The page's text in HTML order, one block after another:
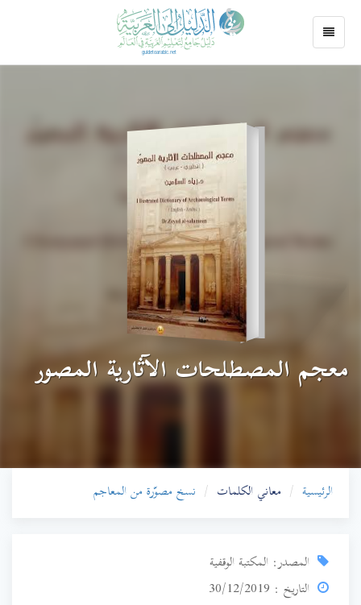
معجم المصطلحات الآثارية المصور
الرئيسية معاني الكلمات نسخ مصوّرة من المعاجم
المصدر: المكتبة الوقفية
التاريخ : 30/12/2019